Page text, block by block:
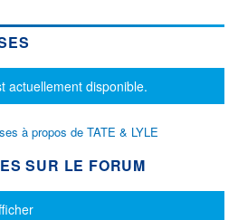
actuellement disponible.
à propos de TATE & LYLE
SUR LE FORUM